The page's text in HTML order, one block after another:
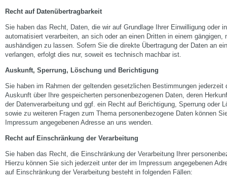
Recht auf Datenübertragbarkeit
Sie haben das Recht, Daten, die wir auf Grundlage Ihrer Einwilligung oder
automatisiert verarbeiten, an sich oder an einen Dritten in einem gängigen,
aushändigen zu lassen. Sofern Sie die direkte Übertragung der Daten an
verlangen, erfolgt dies nur, soweit es technisch machbar ist.
Auskunft, Sperrung, Löschung und Berichtigung
Sie haben im Rahmen der geltenden gesetzlichen Bestimmungen
Auskunft über Ihre gespeicherten personenbezogenen Daten, deren
der Datenverarbeitung und ggf. ein Recht auf Berichtigung, Sperrung oder
sowie zu weiteren Fragen zum Thema personenbezogene Daten können
Impressum angegebenen Adresse an uns wenden.
Recht auf Einschränkung der Verarbeitung
Sie haben das Recht, die Einschränkung der Verarbeitung Ihrer
Hierzu können Sie sich jederzeit unter der im Impressum angegebenen
auf Einschränkung der Verarbeitung besteht in folgenden Fällen: